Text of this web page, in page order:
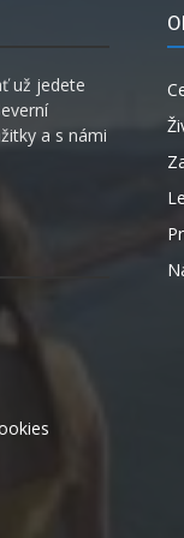
už jedete
a s námi